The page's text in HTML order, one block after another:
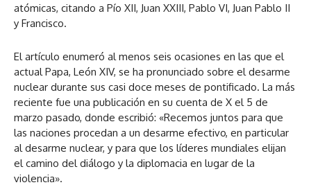
atómicas, citando a Pío XII, Juan XXIII, Pablo VI, Juan Pablo II
y Francisco.
El artículo enumeró al menos seis ocasiones en las que el
actual Papa, León XIV, se ha pronunciado sobre el desarme
nuclear durante sus casi doce meses de pontificado. La más
reciente fue una publicación en su cuenta de X el 5 de
marzo pasado, donde escribió: «Recemos juntos para que
las naciones procedan a un desarme efectivo, en particular
al desarme nuclear, y para que los líderes mundiales elijan
el camino del diálogo y la diplomacia en lugar de la
violencia».